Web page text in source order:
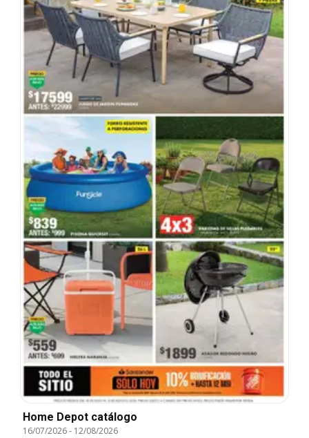
Home Depot catálogo
16/07/2026- 12/08/2026